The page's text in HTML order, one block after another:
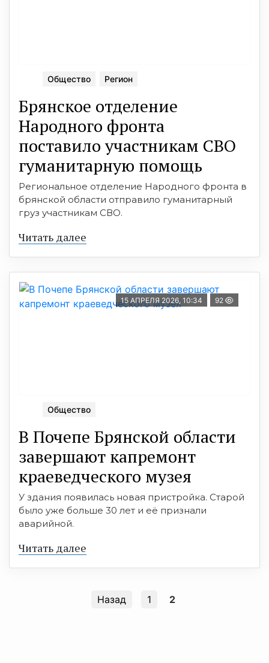
Общество Регион
Брянское отделение
Народного фронта
поставило участникам СВО
гуманитарную помощь
Региональное отделение Народного фронта в
брянской области отправило гуманитарный
груз участникам СВО.
Читать далее
15 АПРЕЛЯ 2026, 10:34 92
Общество
В Почепе Брянской области
завершают капремонт
краеведческого музея
У здания появилась новая пристройка. Старой
было уже больше 30 лет и её признали
аварийной.
Читать далее
Назад 1 2